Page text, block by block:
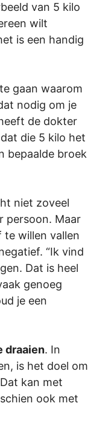
van 5 kilo
wilt
is een handig
gaan waarom
nodig om je
de dokter
die 5 kilo het
bepaalde broek
niet zoveel
persoon. Maar
te willen vallen
“Ik vind
Dat is heel
genoeg
je een
draaien. In
is het doel om
kan met
ook met